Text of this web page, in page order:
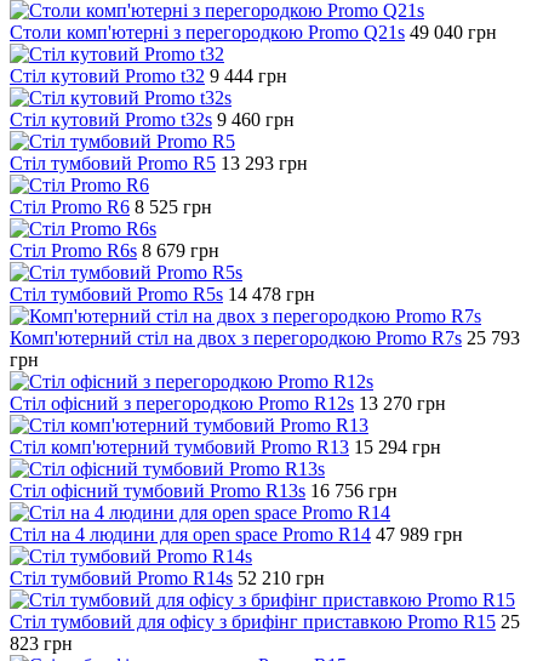
Столи комп'ютерні з перегородкою Promo Q21s 49 040 грн
Стіл кутовий Promo t32 9 444 грн
Стіл кутовий Promo t32s 9 460 грн
Стіл тумбовий Promo R5 13 293 грн
Стіл Promo R6 8 525 грн
Стіл Promo R6s 8 679 грн
Стіл тумбовий Promo R5s 14 478 грн
Комп'ютерний стіл на двох з перегородкою Promo R7s 25 793
грн
Стіл офісний з перегородкою Promo R12s 13 270 грн
Стіл комп'ютерний тумбовий Promo R13 15 294 грн
Стіл офісний тумбовий Promo R13s 16 756 грн
Стіл на 4 людини для open space Promo R14 47 989 грн
Стіл тумбовий Promo R14s 52 210 грн
Стіл тумбовий для офісу з брифінг приставкою Promo R15 25
823 грн